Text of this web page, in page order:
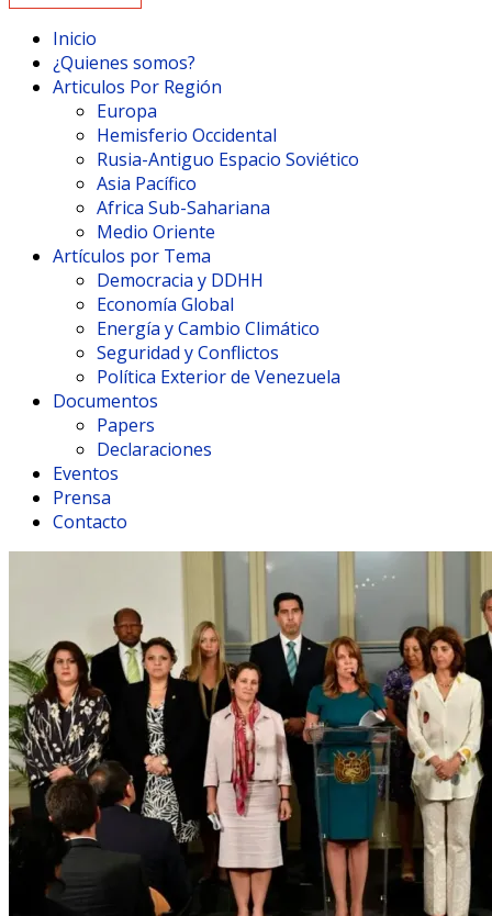
Inicio
¿Quienes somos?
Articulos Por Región
Europa
Hemisferio Occidental
Rusia-Antiguo Espacio Soviético
Asia Pacífico
Africa Sub-Sahariana
Medio Oriente
Artículos por Tema
Democracia y DDHH
Economía Global
Energía y Cambio Climático
Seguridad y Conflictos
Política Exterior de Venezuela
Documentos
Papers
Declaraciones
Eventos
Prensa
Contacto